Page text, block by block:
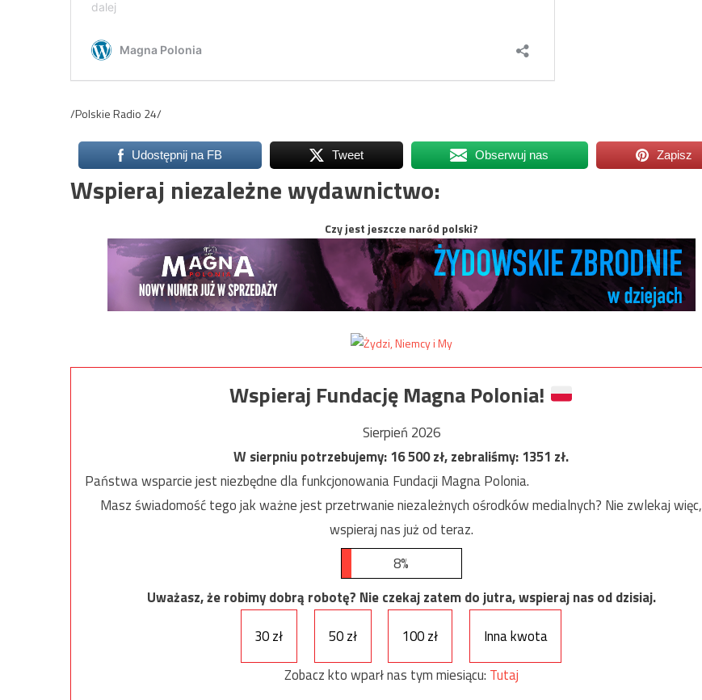
/Polskie Radio 24/
Udostępnij na FB Tweet Obserwuj nas Zapisz
Wspieraj niezależne wydawnictwo:
Czy jest jeszcze naród polski?
Wspieraj Fundację Magna Polonia!
Sierpień 2026
W sierpniu potrzebujemy:16 500zł, zebraliśmy:1351 zł.
Państwa wsparcie jest niezbędne dla funkcjonowania Fundacji Magna Polonia.
Masz świadomość tego jak ważne jest przetrwanie niezależnych ośrodków medialnych? Nie zwlekaj więc,
wspieraj nas już od teraz.
8%
Uważasz, że robimy dobrą robotę? Nie czekaj zatem do jutra, wspieraj nas od dzisiaj.
30 zł
50 zł 100 zł
Inna kwota
Zobacz kto wparł nas tym miesiącu: Tutaj